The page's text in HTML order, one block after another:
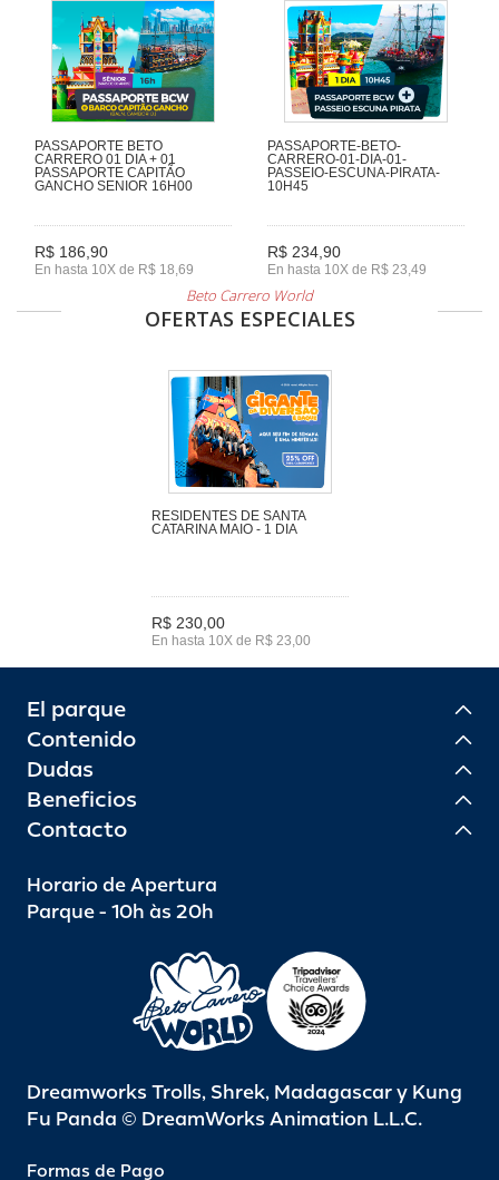
PASSAPORTE BETO
CARRERO 01 DIA + 01
PASSAPORTE CAPITÃO
GANCHO SENIOR 16H00
R$ 186,90
En hasta 10X de R$ 18,69
PASSAPORTE-BETO-
CARRERO-01-DIA-01-
PASSEIO-ESCUNA-PIRATA-
10H45
R$ 234,90
En hasta 10X de R$ 23,49
Beto Carrero World
OFERTAS ESPECIALES
RESIDENTES DE SANTA
CATARINA MAIO - 1 DIA
R$ 230,00
En hasta 10X de R$ 23,00
El parque
Contenido
Dudas
Beneficios
Contacto
Horario de Apertura
Parque - 10h às 20h
Dreamworks Trolls, Shrek, Madagascar y Kung
Fu Panda © DreamWorks Animation L.L.C.
Formas de Pago